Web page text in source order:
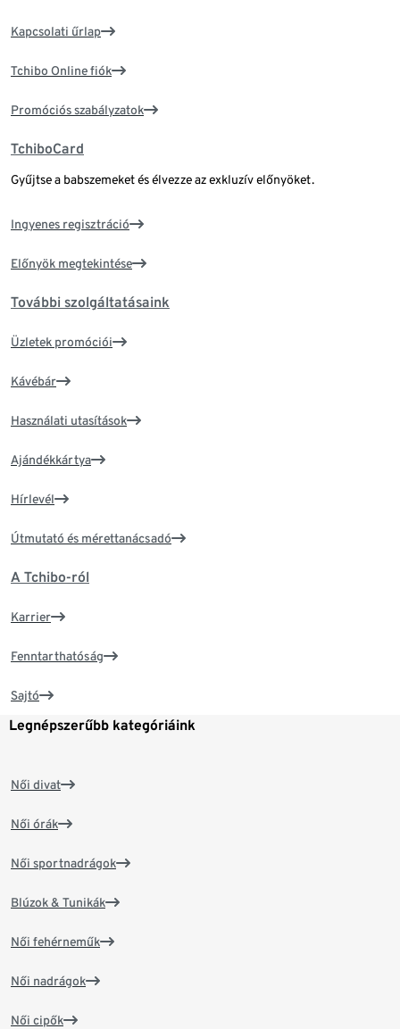
Kapcsolati űrlap
Tchibo Online fiók
Promóciós szabályzatok
TchiboCard
Gyűjtse a babszemeket és élvezze az exkluzív előnyöket.
Ingyenes regisztráció
Előnyök megtekintése
További szolgáltatásaink
Üzletek promóciói
Kávébár
Használati utasítások
Ajándékkártya
Hírlevél
Útmutató és mérettanácsadó
A Tchibo-ról
Karrier
Fenntarthatóság
Sajtó
Legnépszerűbb kategóriáink
Női divat
Női órák
Női sportnadrágok
Blúzok & Tunikák
Női fehérneműk
Női nadrágok
Női cipők